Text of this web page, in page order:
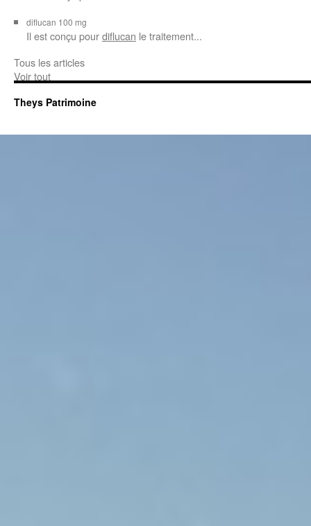
diflucan 100 mg
Il est conçu pourdiflucan le traitement...
Tous les articles
Voir tout
Theys Patrimoine